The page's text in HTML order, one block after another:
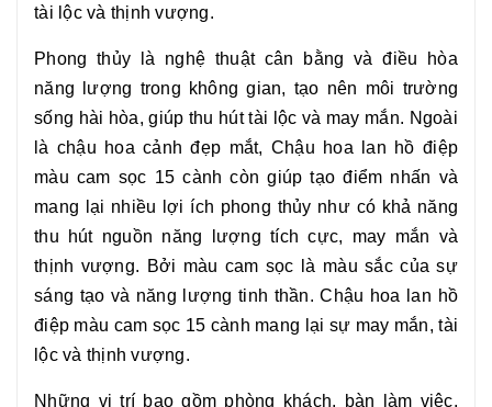
tài lộc và thịnh vượng.
Phong thủy là nghệ thuật cân bằng và điều hòa
năng lượng trong không gian, tạo nên môi trường
sống hài hòa, giúp thu hút tài lộc và may mắn. Ngoài
là chậu hoa cảnh đẹp mắt, Chậu hoa lan hồ điệp
màu cam sọc 15 cành còn giúp tạo điểm nhấn và
mang lại nhiều lợi ích phong thủy như có khả năng
thu hút nguồn năng lượng tích cực, may mắn và
thịnh vượng. Bởi màu cam sọc là màu sắc của sự
sáng tạo và năng lượng tinh thần.Chậu hoa lan hồ
điệp màu cam sọc 15 cành mang lại sự may mắn, tài
lộc và thịnh vượng.
Những vị trí bao gồm phòng khách, bàn làm việc,